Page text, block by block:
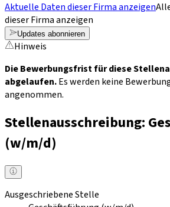
Aktuelle Daten dieser Firma anzeigen
dieser Firma anzeigen
Updates abonnieren
Hinweis
Die Bewerbungsfrist für diese
abgelaufen.Es werden keine
angenommen.
Stellenausschreibung:
(w/m/d)
Ausgeschriebene Stelle